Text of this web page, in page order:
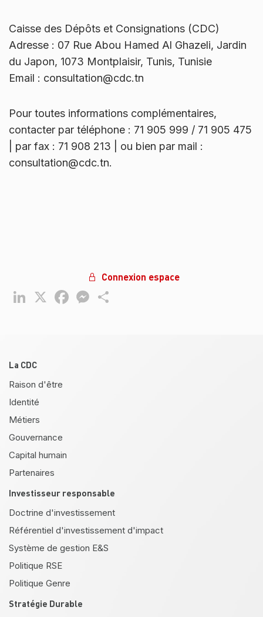
Caisse des Dépôts et Consignations (CDC)
Adresse : 07 Rue Abou Hamed Al Ghazeli, Jardin
du Japon, 1073 Montplaisir, Tunis, Tunisie
Email : consultation@cdc.tn
Pour toutes informations complémentaires,
contacter par téléphone : 71 905 999 / 71 905 475
| par fax : 71 908 213 | ou bien par mail :
consultation@cdc.tn.
LinkedIn
X FacebookMessenger
Connexion espace
Pied de page
La CDC
Raison d'être
Identité
Métiers
Gouvernance
Capital humain
Partenaires
Investisseur responsable
Doctrine d'investissement
Référentiel d'investissement d'impact
Système de gestion E&S
Politique RSE
Politique Genre
Stratégie Durable